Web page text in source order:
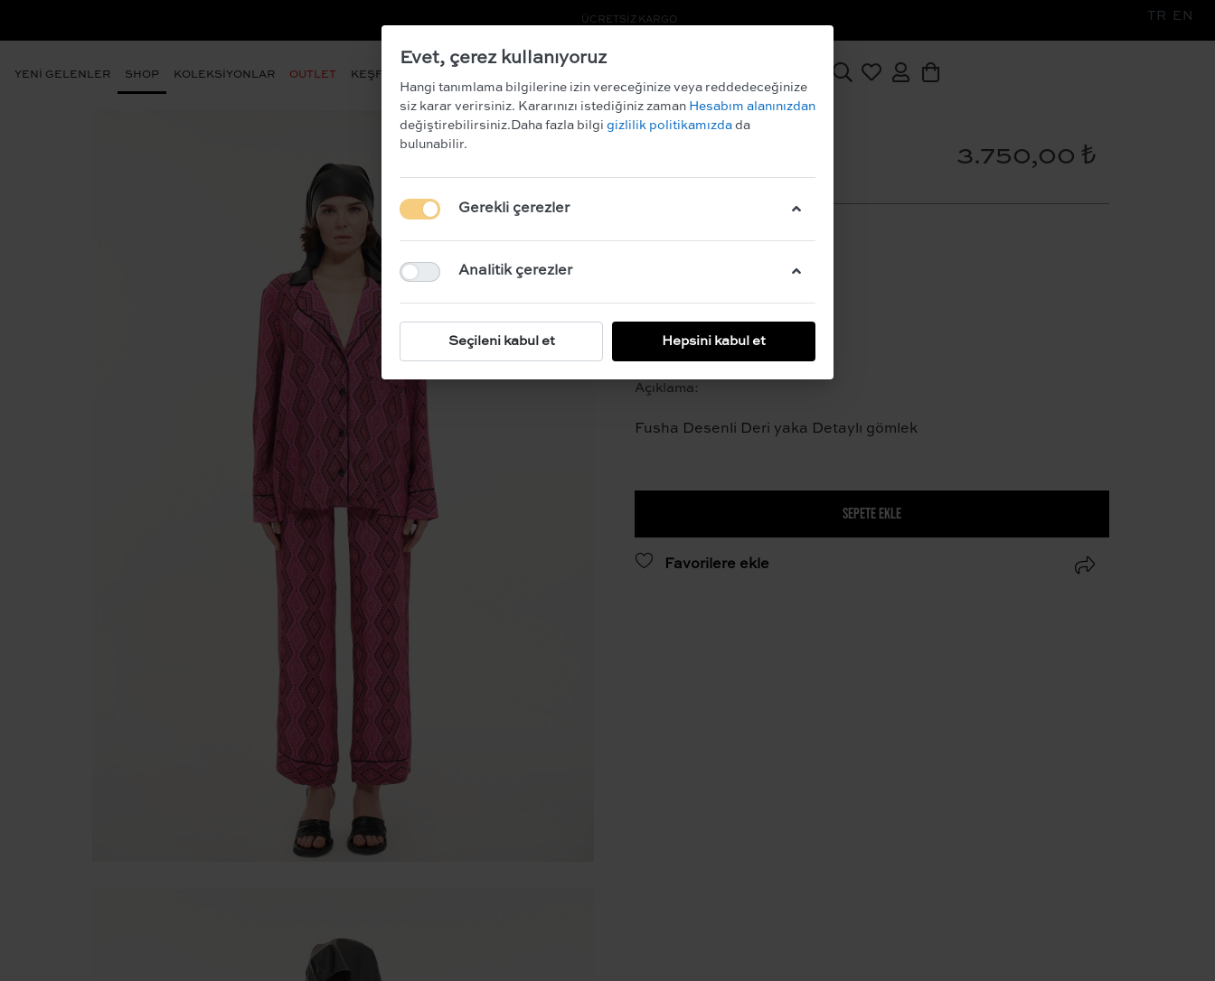
ÜCRETSİZ KARGO TR EN
YENİ GELENLER SHOP KOLEKSİYONLAR OUTLET KEŞFET
3.750,00 ₺
RENK
Açıklama:
Fusha Desenli Deri yaka Detaylı gömlek
SEPETE EKLE
Favorilere ekle
Evet, çerez kullanıyoruz
Hangi tanımlama bilgilerine izin vereceğinize veya reddedeceğinize
siz karar verirsiniz. Kararınızı istediğiniz zaman Hesabım alanınızdan
değiştirebilirsiniz.Daha fazla bilgi gizlilik politikamızda da
bulunabilir.
Gerekli çerezler
Analitik çerezler
Seçileni kabul et Hepsini kabul et